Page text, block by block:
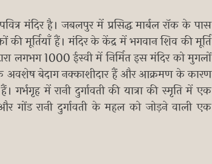
मंदिर है। जबलपुर में प्रसिद्ध मार्बल रॉक के पास
की मूर्तियाँ हैं। मंदिर के केंद्र में भगवान शिव की मूर्ति
लगभग 1000 ईस्वी में निर्मित इस मंदिर को मुगलों
के अवशेष बेदाग नक्काशीदार हैं और आक्रमण के कारण
गर्भगृह में रानी दुर्गावती की यात्रा की स्मृति में एक
गोंड रानी दुर्गावती के महल को जोड़ने वाली एक